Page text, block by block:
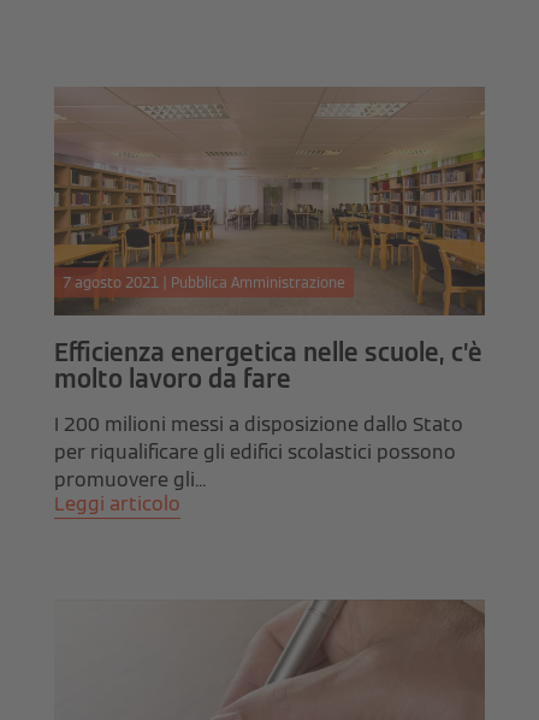
7 agosto 2021 | Pubblica Amministrazione
Efficienza energetica nelle scuole, c’è
molto lavoro da fare
I 200 milioni messi a disposizione dallo Stato
per riqualificare gli edifici scolastici possono
promuovere gli...
Leggi articolo